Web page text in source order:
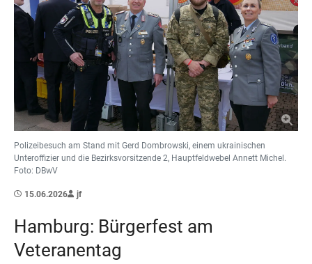
Polizeibesuch am Stand mit Gerd Dombrowski, einem ukrainischen
Unteroffizier und die Bezirksvorsitzende 2, Hauptfeldwebel Annett Michel.
Foto: DBwV
15.06.2026 jf
Hamburg: Bürgerfest am
Veteranentag